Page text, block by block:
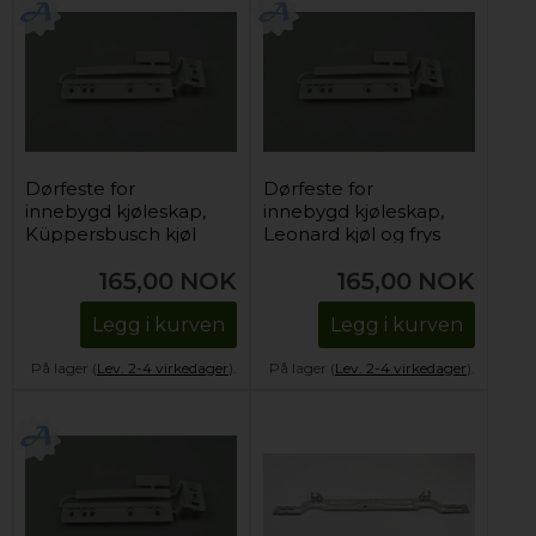
Dørfeste for
innebygd kjøleskap,
Küppersbusch kjøl
165,00 NOK
Legg i kurven
På lager (Lev. 2-4 virkedager).
Dørfeste for
innebygd kjøleskap,
Leonard kjøl og frys
165,00 NOK
Legg i kurven
På lager (Lev. 2-4 virkedager).